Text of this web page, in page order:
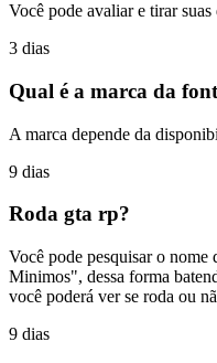
Você pode avaliar e tirar suas
3 dias
Qual é a marca da
A marca depende da
9 dias
Roda gta rp?
Você pode pesquisar o
Minimos", dessa forma
você poderá ver se roda ou
9 dias